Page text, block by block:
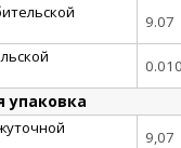
9.07
упаковка
9,07